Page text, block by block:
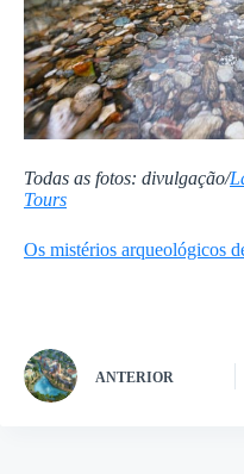
Todas as fotos: divulgação/
Tours
Os mistérios arqueológicos
ANTERIOR